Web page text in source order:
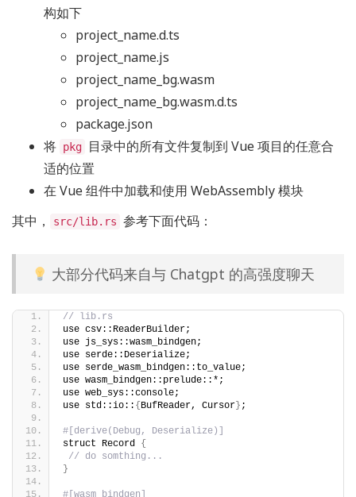
构如下
project_name.d.ts
project_name.js
project_name_bg.wasm
project_name_bg.wasm.d.ts
package.json
将 pkg
目录中的所有文件复制到 Vue 项目的任意合
适的位置
在 Vue 组件中加载和使用 WebAssembly 模块
其中，
src/lib.rs 参考下面代码：
大部分代码来自与 Chatgpt 的高强度聊天
// lib.rs
use csv::ReaderBuilder;
use js_sys::wasm_bindgen;
use serde::Deserialize;
use serde_wasm_bindgen::to_value;
use wasm_bindgen::prelude::*;
use web_sys::console;
use std::io:: { BufReader, Cursor } ;
#[derive(Debug, Deserialize)]
struct Record {
// do somthing...
}
#[wasm_bindgen]